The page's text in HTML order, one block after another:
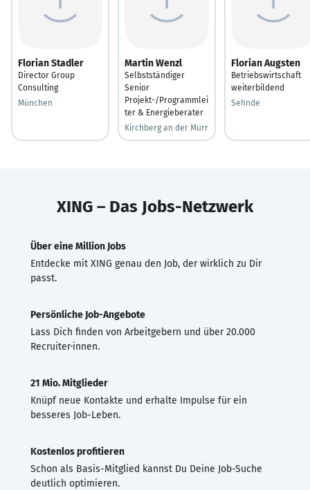
Florian Stadler
Director Group
Consulting
München
Martin Wenzl
Selbstständiger
Senior
Projekt-/Programmlei
ter & Energieberater
Kirchberg an der Murr
Florian Augsten
Betriebswirtschaft
weiterbildend
Sehnde
XING – Das Jobs-Netzwerk
Über eine Million Jobs
Entdecke mit XING genau den Job, der wirklich zu Dir
passt.
Persönliche Job-Angebote
Lass Dich finden von Arbeitgebern und über 20.000
Recruiter·innen.
21 Mio. Mitglieder
Knüpf neue Kontakte und erhalte Impulse für ein
besseres Job-Leben.
Kostenlos profitieren
Schon als Basis-Mitglied kannst Du Deine Job-Suche
deutlich optimieren.